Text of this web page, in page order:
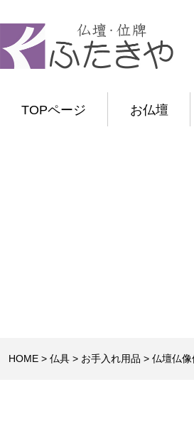
TOPページ お仏壇
HOME 仏具 お手入れ用品 仏壇仏